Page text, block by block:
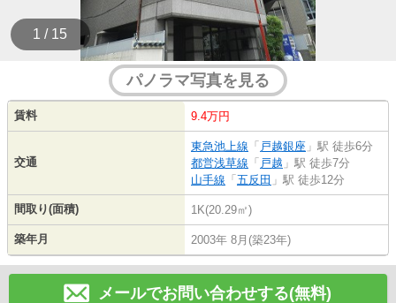
1 / 15
パノラマ写真を見る
賃料 9.4万円
交通
東急池上線 「 戸越銀座 」駅 徒歩6分
都営浅草線 「 戸越 」駅 徒歩7分
山手線 「 五反田 」駅 徒歩12分
間取り(面積) 1K(20.29㎡)
築年月 2003年 8月(築23年)
メールでお問い合わせする(無料)